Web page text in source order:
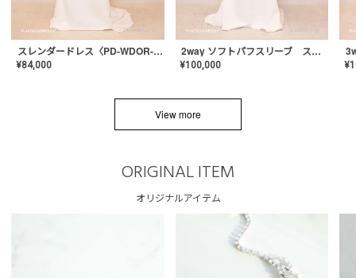
スレンダードレス〈PD-WDOR-2110〉
¥84,000
2way ソフトパフスリーブ スレンダードレス〈PD-WDOR-2112〉
¥100,000 ¥
View more
ORIGINAL ITEM
オリジナルアイテム